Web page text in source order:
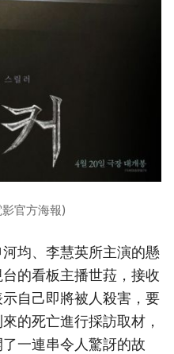
官方海報)
均、李慧英所主演的懸
的看板主播世菈，接收
自己即將被人殺害，要
的死亡進行採訪取材，
一連串令人驚訝的故